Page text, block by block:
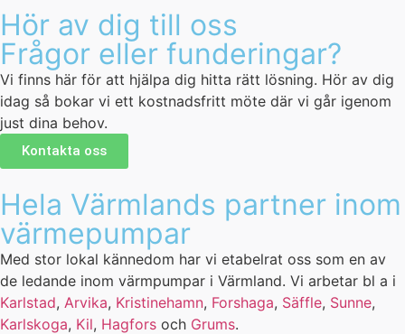
Hör av dig till oss
Frågor eller funderingar?
Vi finns här för att hjälpa dig hitta rätt lösning. Hör av dig
idag så bokar vi ett kostnadsfritt möte där vi går igenom
just dina behov.
Kontakta oss
Hela Värmlands partner inom
värmepumpar
Med stor lokal kännedom har vi etabelrat oss som en av
de ledande inom värmpumpar i Värmland. Vi arbetar bl a i
Karlstad, Arvika, Kristinehamn, Forshaga, Säffle, Sunne,
Karlskoga, Kil, Hagfors och Grums.